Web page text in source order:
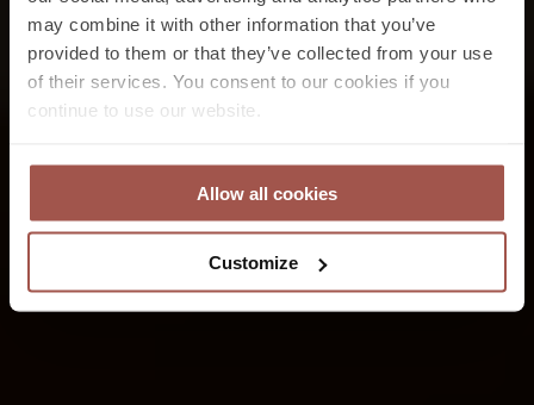
may combine it with other information that you’ve
provided to them or that they’ve collected from your use
of their services. You consent to our cookies if you
continue to use our website.
Allow all cookies
Customize